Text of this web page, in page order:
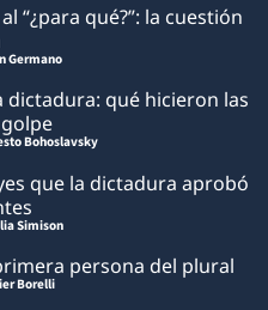
“¿para qué?”: la cuestión
Germano
dictadura: qué hicieron las
Bohoslavsky
que la dictadura aprobó
Simison
persona del plural
Borelli